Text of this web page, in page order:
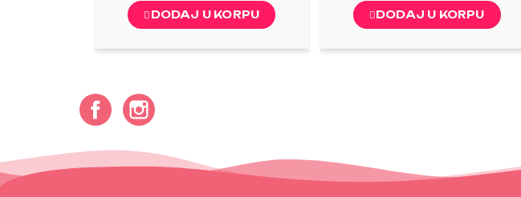
DODAJ U KORPU DODAJ U KORPU
Facebook